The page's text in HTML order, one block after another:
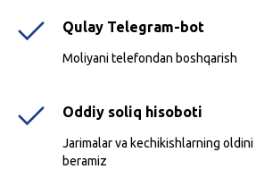
Qulay Telegram-bot
Moliyani telefondan boshqarish
Oddiy soliq hisoboti
Jarimalar va kechikishlarning
beramiz